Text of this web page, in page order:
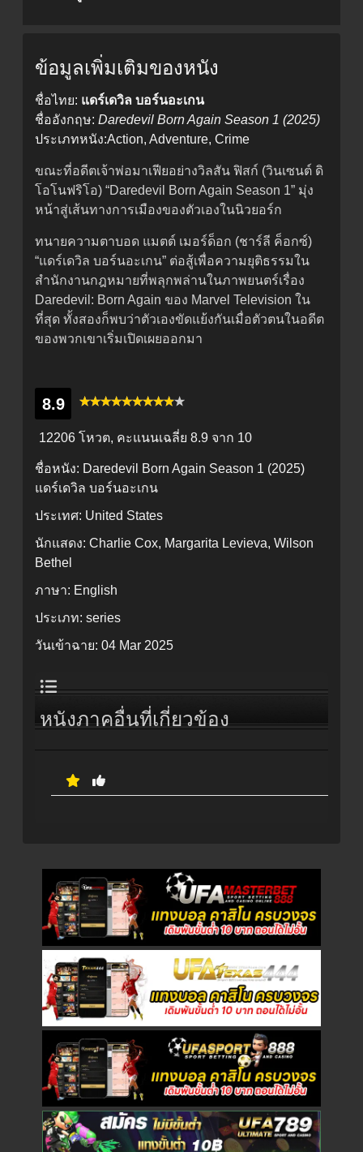
ข้อมูลเพิ่มเติมของหนัง
ชื่อไทย: แดร์เดวิล บอร์นอะเกน
ชื่ออังกฤษ: Daredevil Born Again Season 1 (2025)
ประเภทหนัง:Action, Adventure, Crime
ขณะที่อดีตเจ้าพ่อมาเฟียอย่างวิลสัน ฟิสก์ (วินเซนต์ ดิ
โอโนฟริโอ) “Daredevil Born Again Season 1” มุ่ง
หน้าสู่เส้นทางการเมืองของตัวเองในนิวยอร์ก
ทนายความตาบอด แมตต์ เมอร์ด็อก (ชาร์ลี ค็อกซ์)
“แดร์เดวิล บอร์นอะเกน” ต่อสู้เพื่อความยุติธรรมใน
สำนักงานกฎหมายที่พลุกพล่านในภาพยนตร์เรื่อง
Daredevil: Born Again ของ Marvel Television ใน
ที่สุด ทั้งสองก็พบว่าตัวเองขัดแย้งกันเมื่อตัวตนในอดีต
ของพวกเขาเริ่มเปิดเผยออกมา
8.9
12206 โหวต, คะแนนเฉลี่ย 8.9 จาก 10
ชื่อหนัง: Daredevil Born Again Season 1 (2025)
แดร์เดวิล บอร์นอะเกน
ประเทศ: United States
นักแสดง: Charlie Cox, Margarita Levieva, Wilson
Bethel
ภาษา: English
ประเภท: series
วันเข้าฉาย: 04 Mar 2025
หนังภาคอื่นที่เกี่ยวข้อง